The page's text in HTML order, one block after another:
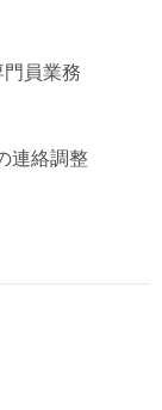
員業務
連絡調整